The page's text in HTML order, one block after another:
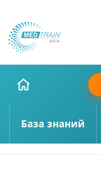
База знаний